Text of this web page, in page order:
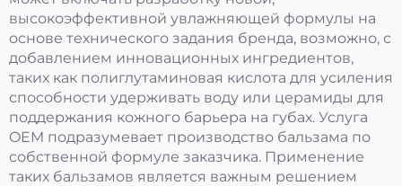
высокоэффективной увлажняющей формулы на
основе технического задания бренда, возможно, с
добавлением инновационных ингредиентов,
таких как полиглутаминовая кислота для усиления
способности удерживать воду или церамиды для
поддержания кожного барьера на губах. Услуга
OEM подразумевает производство бальзама по
собственной формуле заказчика. Применение
таких бальзамов является важным решением